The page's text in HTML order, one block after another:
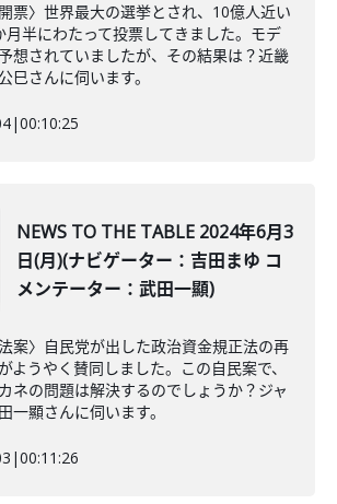
票〉世界最大の選挙とされ、10億人近い
月半にわたって投票してきました。モデ
想されていましたが、その結果は？近畿
巳さんに伺います。
|00:10:25
NEWS TO THE TABLE 2024年6月3
日(月)(ナビゲーター：吉田まゆ コ
メンテーター：武田一顯)
案〉自民党が出した政治資金規正法の再
ようやく賛同しました。この自民案で、
ネの問題は解決するのでしょうか？ジャ
一顯さんに伺います。
|00:11:26